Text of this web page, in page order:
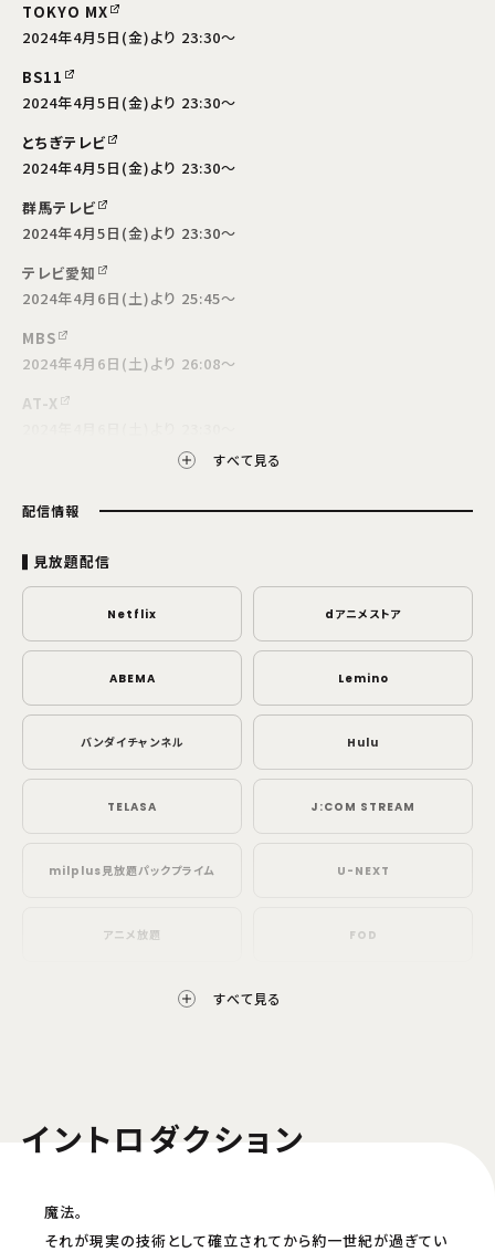
TOKYO MX
2024年4月5日(金)より 23:30～
BS11
2024年4月5日(金)より 23:30～
とちぎテレビ
2024年4月5日(金)より 23:30～
群馬テレビ
2024年4月5日(金)より 23:30～
テレビ愛知
2024年4月6日(土)より 25:45～
MBS
2024年4月6日(土)より 26:08～
AT-X
放送開始日・放送日時は編成の都合などにより変更となる場合がございます。予めご了
すべて見る
配信情報
見放題配信
Netflix dアニメストア
ABEMA Lemino
バンダイチャンネル Hulu
TELASA J:COM STREAM
milplus見放題パックプライム U-NEXT
アニメ放題 FOD
music.jp ビデオマーケット
すべて見る
イントロダクション
魔法。
それが現実の技術として確立されてから約一世紀が過ぎてい